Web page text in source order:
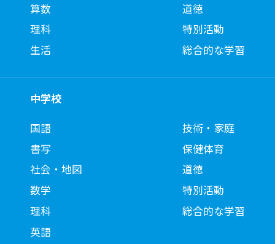
算数
理科
生活
道徳
特別活動
総合的な学習
中学校
国語
書写
社会・地図
数学
理科
英語
技術・家庭
保健体育
道徳
特別活動
総合的な学習